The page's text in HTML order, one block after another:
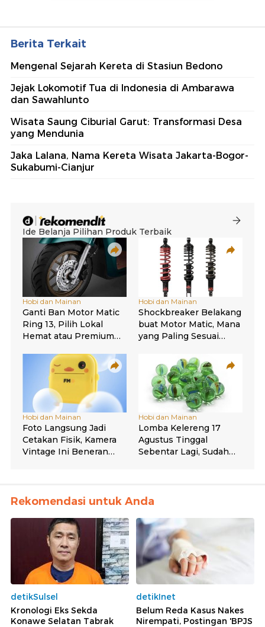
Berita Terkait
Mengenal Sejarah Kereta di Stasiun Bedono
Jejak Lokomotif Tua di Indonesia di Ambarawa
dan Sawahlunto
Wisata Saung Ciburial Garut: Transformasi Desa
yang Mendunia
Jaka Lalana, Nama Kereta Wisata Jakarta-Bogor-
Sukabumi-Cianjur
Rekomendasi untuk Anda
detikSulsel
Kronologi Eks Sekda
Konawe Selatan Tabrak
detikInet
Belum Reda Kasus Nakes
Nirempati, Postingan 'BPJS